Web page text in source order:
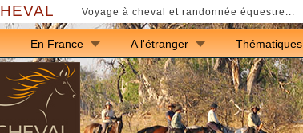
Voyage à cheval et randonnée équestre...
En France A l'étranger Thématiques